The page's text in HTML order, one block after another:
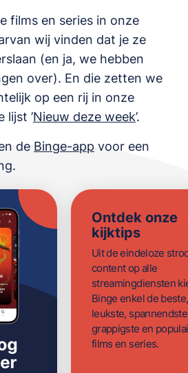
films en series in onze
wij vinden dat je ze
(en ja, we hebben
over). En die zetten we
op een rij in onze
lijst ’Nieuw deze week’.
de Binge-app voor een
Ontdek onze
kijktips
Uit de eindeloze
content op alle
streamingdiensten
Binge enkel de beste,
leukste,
grappigste en
films en series.